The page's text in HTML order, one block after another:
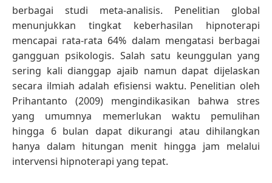
berbagai studi meta-analisis. Penelitian global
menunjukkan tingkat keberhasilan hipnoterapi
mencapai rata-rata 64% dalam mengatasi berbagai
gangguan psikologis. Salah satu keunggulan yang
sering kali dianggap ajaib namun dapat dijelaskan
secara ilmiah adalah efisiensi waktu. Penelitian oleh
Prihantanto (2009) mengindikasikan bahwa stres
yang umumnya memerlukan waktu pemulihan
hingga 6 bulan dapat dikurangi atau dihilangkan
hanya dalam hitungan menit hingga jam melalui
intervensi hipnoterapi yang tepat.